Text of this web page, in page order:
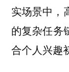
实场景中，
的复杂任务
合个人兴趣